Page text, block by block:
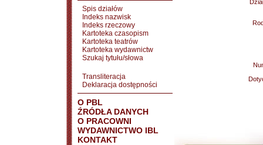
Spis działów
Indeks nazwisk
Indeks rzeczowy
Kartoteka czasopism
Kartoteka teatrów
Kartoteka wydawnictw
Szukaj tytułu/słowa
Transliteracja
Deklaracja dostępności
O PBL
ŹRÓDŁA DANYCH
O PRACOWNI
WYDAWNICTWO IBL
KONTAKT